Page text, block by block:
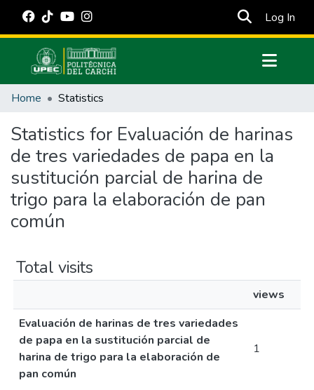
Log In
Communities & Collections
Estadísticas Externas
Manuales
Home Statistics
Statistics for Evaluación de harinas
de tres variedades de papa en la
sustitución parcial de harina de
trigo para la elaboración de pan
común
Total visits
views
Evaluación de harinas de tres variedades
de papa en la sustitución parcial de
harina de trigo para la elaboración de
pan común
1